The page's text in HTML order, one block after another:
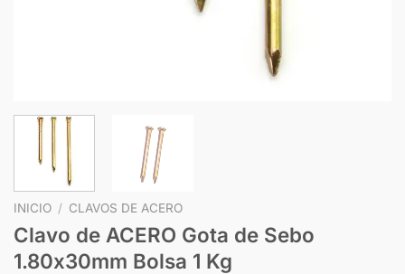
INICIO / CLAVOS DE ACERO
Clavo de ACERO Gota de Sebo
1.80x30mm Bolsa 1 Kg